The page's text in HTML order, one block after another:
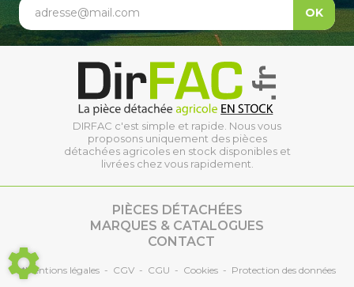
adresse@mail.com OK
DIRFAC c'est simple et rapide. Nous vous
proposons uniquement des pièces
détachées agricoles en stock disponibles et
livrées chez vous rapidement.
PIÈCES DÉTACHÉES
MARQUES & CATALOGUES
CONTACT
*Mentions légales - CGV - CGU - Cookies - Protection des données